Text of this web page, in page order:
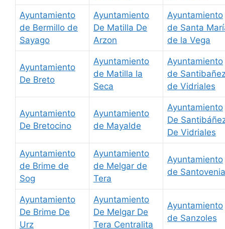
Ayuntamiento
de Bermillo de
Sayago
Ayuntamiento
De Matilla De
Arzon
Ayuntamiento
de Santa
de la Vega
Ayuntamiento
De Breto
Ayuntamiento
de Matilla la
Seca
Ayuntamiento
de
de Vidriales
Ayuntamiento
De Bretocino
Ayuntamiento
de Mayalde
Ayuntamiento
De
De Vidriales
Ayuntamiento
de Brime de
Sog
Ayuntamiento
de Melgar de
Tera
Ayuntamiento
de Santovenia
Ayuntamiento
De Brime De
Urz
Ayuntamiento
De Melgar De
Tera Centralita
Ayuntamiento
de Sanzoles